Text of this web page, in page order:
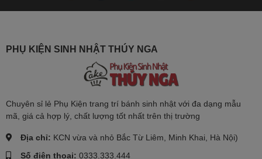
PHỤ KIỆN SINH NHẬT THÚY NGA
Chuyên sỉ lẻ Phụ Kiện trang trí bánh sinh nhật với đa dạng mẫu
mã, giá cả hợp lý, chất lượng tốt nhất trên thị trường
Địa chỉ: KCN vừa và nhỏ Bắc Từ Liêm, Minh Khai, Hà Nội)
Số điện thoại: 0333.333.444